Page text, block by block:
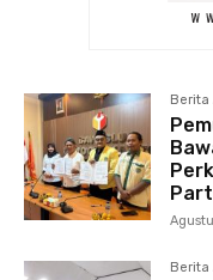
Berita
Berita